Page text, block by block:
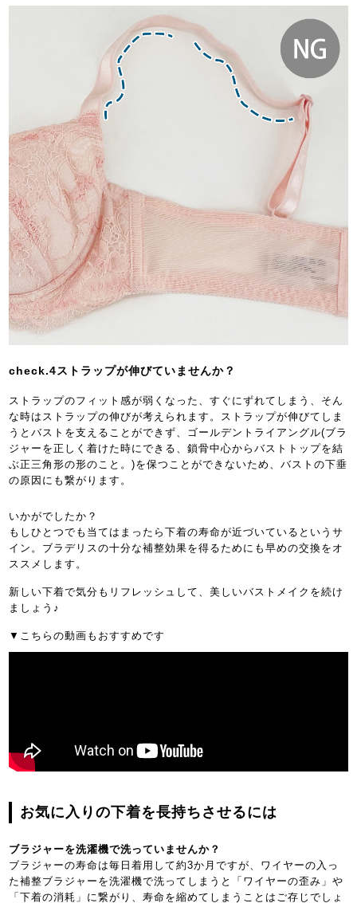
check.4ストラップが伸びていませんか？
ストラップのフィット感が弱くなった、すぐにずれてしまう、そん
な時はストラップの伸びが考えられます。ストラップが伸びてしま
うとバストを支えることができず、ゴールデントライアングル(ブラ
ジャーを正しく着けた時にできる、鎖骨中心からバストトップを結
ぶ正三角形の形のこと。)を保つことができないため、バストの下垂
の原因にも繋がります。
いかがでしたか？
もしひとつでも当てはまったら下着の寿命が近づいているというサ
イン。ブラデリスの十分な補整効果を得るためにも早めの交換をオ
ススメします。
新しい下着で気分もリフレッシュして、美しいバストメイクを続け
ましょう♪
▼こちらの動画もおすすめです
お気に入りの下着を長持ちさせるには
ブラジャーを洗濯機で洗っていませんか？
ブラジャーの寿命は毎日着用して約3か月ですが、ワイヤーの入っ
た補整ブラジャーを洗濯機で洗ってしまうと「ワイヤーの歪み」や
「下着の消耗」に繋がり、寿命を縮めてしまうことはご存じでしょ